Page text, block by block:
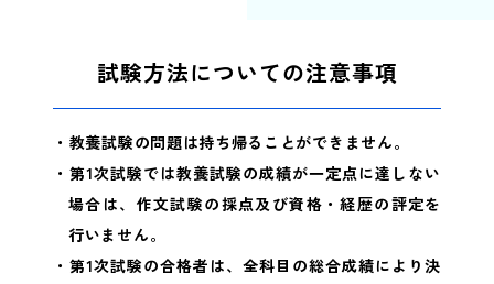
試験方法についての注意事項
・教養試験の問題は持ち帰ることができません。
・第1次試験では教養試験の成績が一定点に達しない
場合は、作文試験の採点及び資格・経歴の評定を
行いません。
・第1次試験の合格者は、全科目の総合成績により決